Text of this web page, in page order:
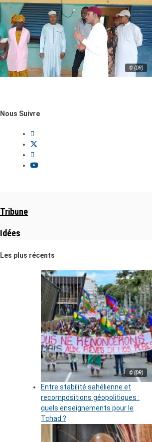
© (DR)
Nous Suivre
Tribune
Idées
Les plus récents
© (DR)
Entre stabilité sahélienne et
recompositions géopolitiques :
quels enseignements pour le
Tchad ?